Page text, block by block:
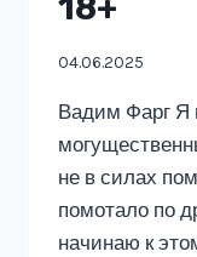
04.06.2025
Вадим Фарг Я
не в силах
помотало по
начинаю к